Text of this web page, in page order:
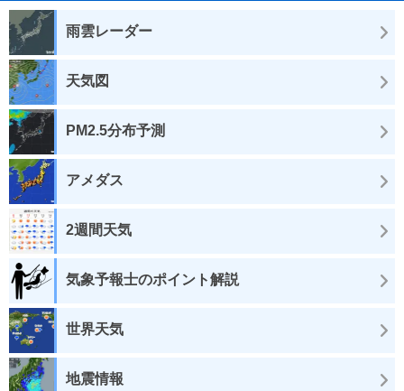
雨雲レーダー
天気図
PM2.5分布予測
アメダス
2週間天気
気象予報士のポイント解説
世界天気
地震情報